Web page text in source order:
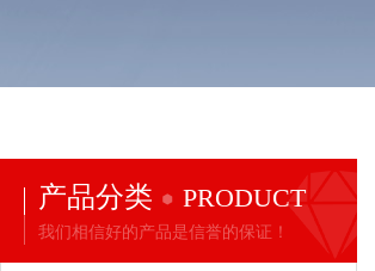
产品分类 PRODUCT
我们相信好的产品是信誉的保证！